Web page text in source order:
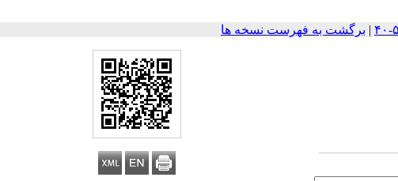
| برگشت به فهرست نسخه ها